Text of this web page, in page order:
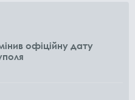
офіційну дату